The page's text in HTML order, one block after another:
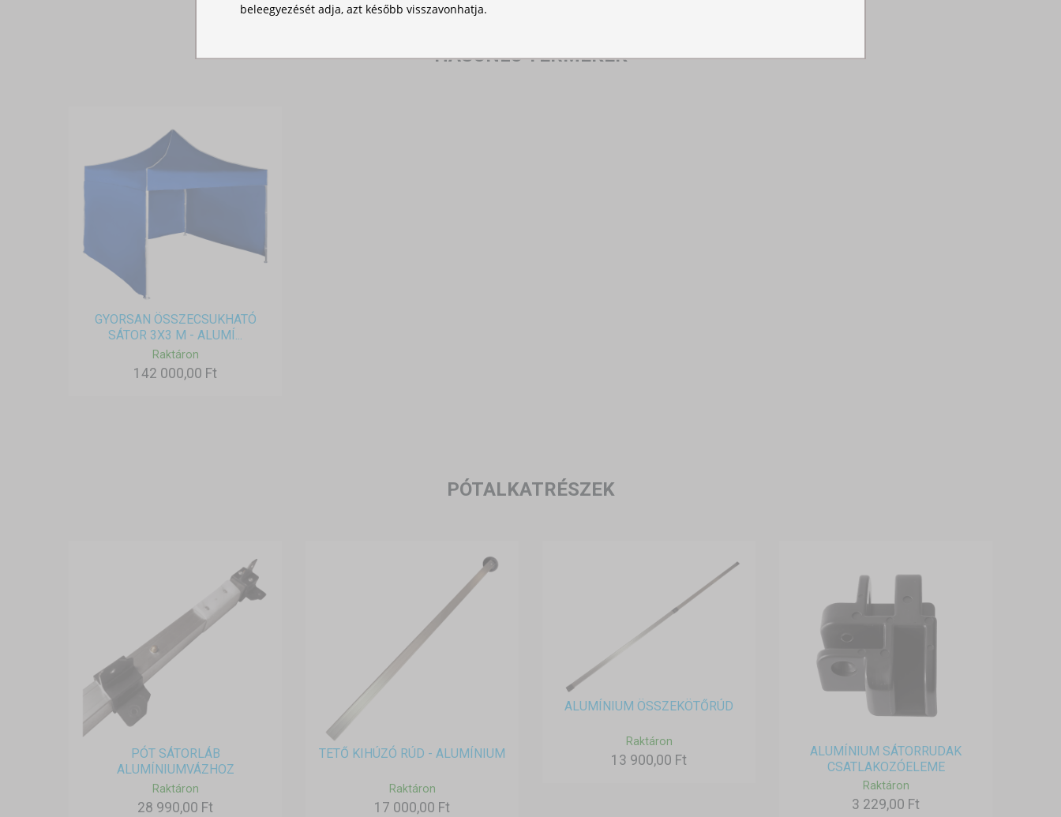
HASONLÓ TERMÉKEK
GYORSAN ÖSSZECSUKHATÓ
SÁTOR 3X3 M - ALUMÍ...
Raktáron
142 000,00 Ft
PÓTALKATRÉSZEK
PÓT SÁTORLÁB
ALUMÍNIUMVÁZHOZ
Raktáron
28 990,00 Ft
TETŐ KIHÚZÓ RÚD - ALUMÍNIUM
Raktáron
17 000,00 Ft
ALUMÍNIUM ÖSSZEKÖTŐRÚD
Raktáron
13 900,00 Ft
ALUMÍNIUM SÁTORRUDAK
CSATLAKOZÓELEME
Raktáron
3 229,00 Ft
beleegyezését adja, azt később visszavonhatja.